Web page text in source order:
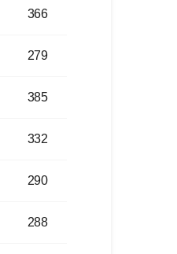
366
279
385
332
290
288